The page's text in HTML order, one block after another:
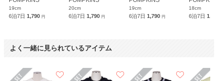
【一緒に注文した商品】
19cm
6泊7日 1,790 円
20cm
6泊7日1,790円
19cm
6泊7日 1,790 円
18cm
6泊7日
よく一緒に見られているアイテム